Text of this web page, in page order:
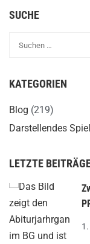
SUCHE
KATEGORIEN
Blog (219)
Darstellendes Spiel
LETZTE